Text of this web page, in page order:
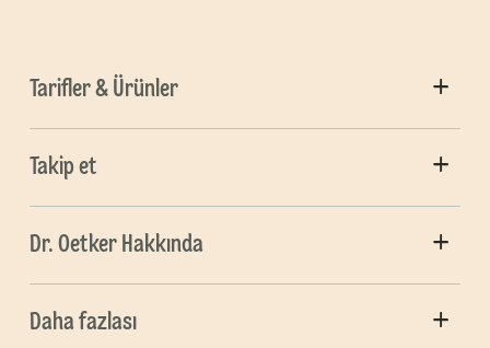
Tarifler & Ürünler
Takip et
Dr. Oetker Hakkında
Daha fazlası